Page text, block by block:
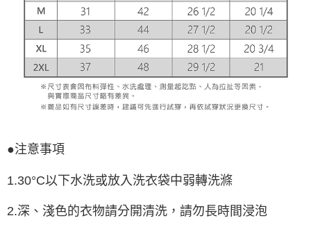
●注意事項
1.30°C以下水洗或放入洗衣袋中弱轉洗滌
2.深、淺色的衣物請分開清洗，請勿長時間浸泡